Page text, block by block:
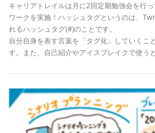
キャリアトレイルは月に2回定期勉強会を行
ワークを実施！ハッシュタグというのは、
れるハッシュタグ(#)のことです。
自分自身を表す言葉を「タグ化」していくこ
す。また、自己紹介やアイスブレイクで使う